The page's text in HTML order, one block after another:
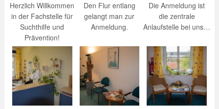
Herzlich Willkommen
in der Fachstelle für
Suchthilfe und
Prävention!
Den Flur entlang
gelangt man zur
Anmeldung.
Die Anmeldung ist
die zentrale
Anlaufstelle bei uns…